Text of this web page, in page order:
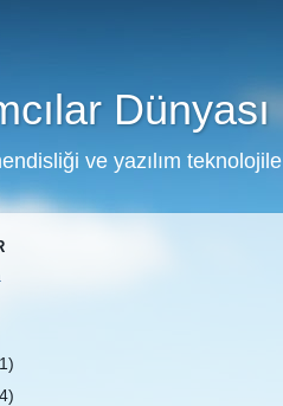
Dünyası
ve yazılım